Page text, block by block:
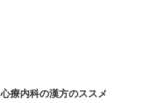
心療内科の漢方のススメ